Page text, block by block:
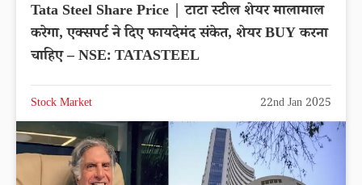
Tata Steel Share Price | टाटा स्टील शेयर मालामाल
करेगा, एक्सपर्ट ने दिए फायदेमंद संकेत, शेयर BUY करना
चाहिए – NSE: TATASTEEL
Stock Market 22nd Jan 2025